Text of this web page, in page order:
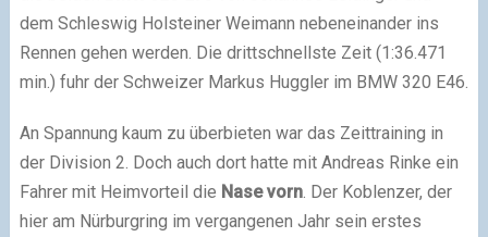
dem Schleswig Holsteiner Weimann nebeneinander ins
Rennen gehen werden. Die drittschnellste Zeit (1:36.471
min.) fuhr der Schweizer Markus Huggler im BMW 320 E46.
An Spannung kaum zu überbieten war das Zeittraining in
der Division 2. Doch auch dort hatte mit Andreas Rinke ein
Fahrer mit Heimvorteil die Nase vorn. Der Koblenzer, der
hier am Nürburgring im vergangenen Jahr sein erstes